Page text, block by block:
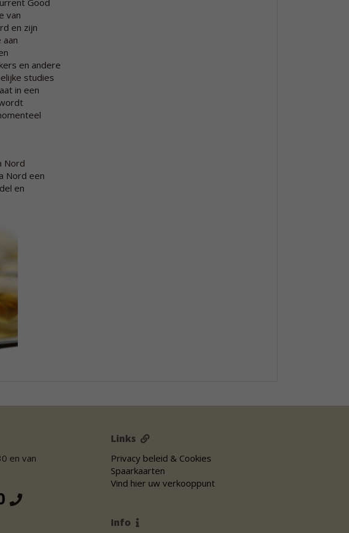
Good
van
en zijn
en andere
studies
in een
Nord
Nord een
en
en van
Links
Privacy beleid & Cookies
Spaarkaarten
Vind hier uw verkooppunt
Info